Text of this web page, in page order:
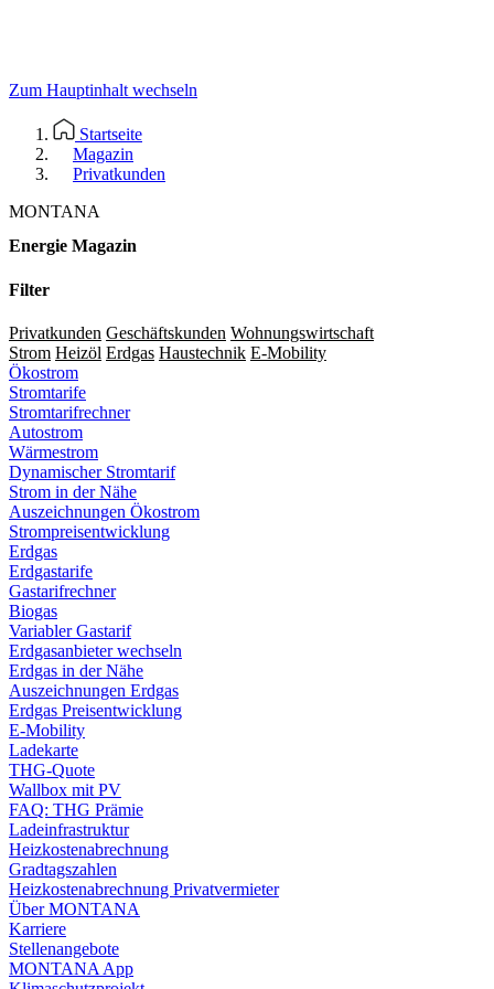
Zum Hauptinhalt wechseln
Startseite
Magazin
Privatkunden
MONTANA
Energie Magazin
Filter
Privatkunden Geschäftskunden Wohnungswirtschaft
Strom Heizöl Erdgas Haustechnik E-Mobility
Ökostrom
Stromtarife
Stromtarifrechner
Autostrom
Wärmestrom
Dynamischer Stromtarif
Strom in der Nähe
Auszeichnungen Ökostrom
Strompreisentwicklung
Erdgas
Erdgastarife
Gastarifrechner
Biogas
Variabler Gastarif
Erdgasanbieter wechseln
Erdgas in der Nähe
Auszeichnungen Erdgas
Erdgas Preisentwicklung
E-Mobility
Ladekarte
THG-Quote
Wallbox mit PV
FAQ: THG Prämie
Ladeinfrastruktur
Heizkostenabrechnung
Gradtagszahlen
Heizkostenabrechnung Privatvermieter
Über MONTANA
Karriere
Stellenangebote
MONTANA App